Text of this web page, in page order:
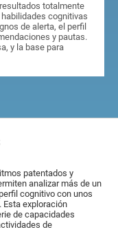
totalmente
cognitivas
de alerta, el perfil
y pautas.
y la base para
patentados y
analizar más de un
cognitivo con unos
exploración
de capacidades
de